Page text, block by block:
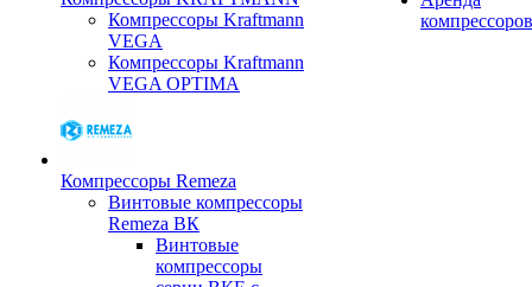
Компрессоры Kraftmann
VEGA
Компрессоры Kraftmann
VEGA OPTIMA
Компрессоры Remeza
Винтовые компрессоры
Remeza ВК
Винтовые
компрессоры
компрессоров